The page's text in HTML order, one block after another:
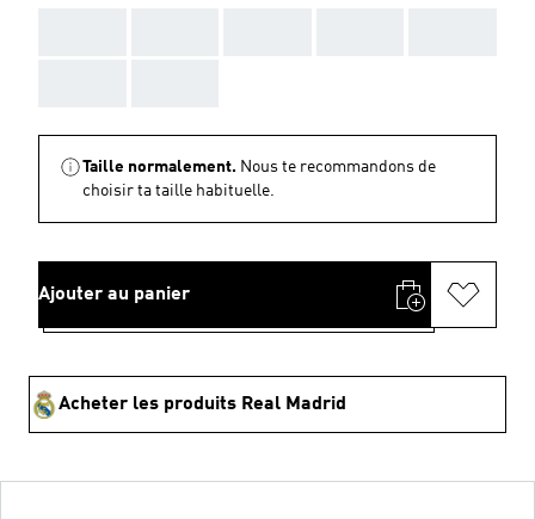
Taille normalement. Nous te recommandons de
choisir ta taille habituelle.
Ajouter au panier
Acheter les produits Real Madrid